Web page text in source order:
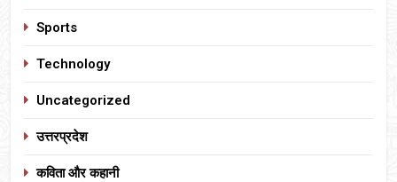
Sports
Technology
Uncategorized
उत्तरप्रदेश
कविता और कहानी